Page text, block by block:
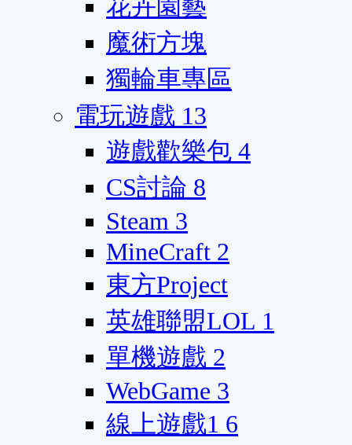
花卉園藝
魔術方塊
獨輪車專區
電玩遊戲 13
遊戲歡樂包 4
CS討論 8
Steam 3
MineCraft 2
東方Project
英雄聯盟LOL 1
單機遊戲 2
WebGame 3
線上遊戲1 6